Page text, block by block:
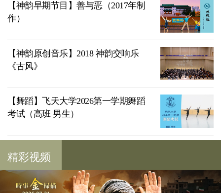
【神韵早期节目】善与恶（2017年制
作）
【神韵原创音乐】2018 神韵交响乐
《古风》
【舞蹈】飞天大学2026第一学期舞蹈
考试（高班 男生）
精彩视频